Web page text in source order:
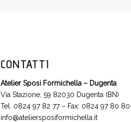
CONTATTI
Atelier Sposi Formichella – Dugenta
Via Stazione, 59 82030 Dugenta (BN)
Tel. 0824 97 82 77 – Fax: 0824 97 80 80
info@ateliersposiformichella.it